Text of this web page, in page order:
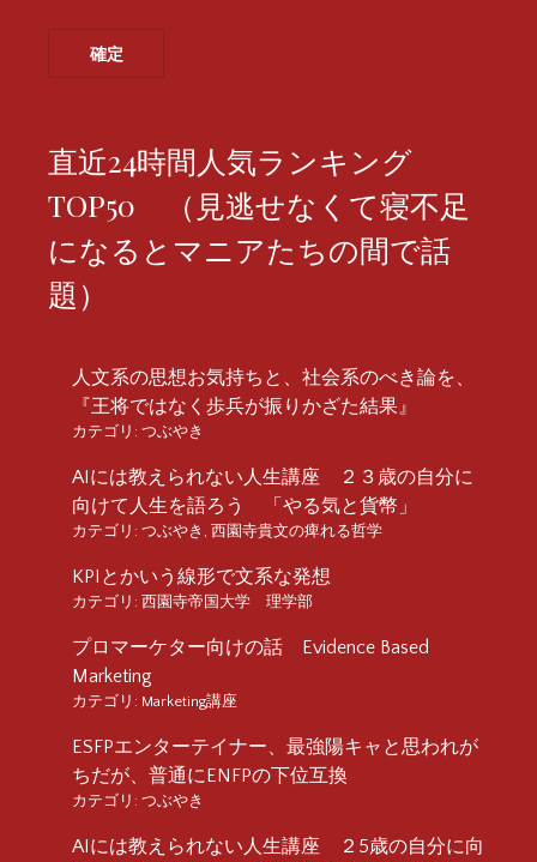
直近24時間人気ランキング
TOP50 （見逃せなくて寝不足
になるとマニアたちの間で話
題）
人文系の思想お気持ちと、社会系のべき論を、
『王将ではなく歩兵が振りかざた結果』
カテゴリ: つぶやき
AIには教えられない人生講座 ２３歳の自分に
向けて人生を語ろう 「やる気と貨幣」
カテゴリ: つぶやき , 西園寺貴文の痺れる哲学
KPIとかいう線形で文系な発想
カテゴリ: 西園寺帝国大学 理学部
プロマーケター向けの話 Evidence Based
Marketing
カテゴリ: Marketing講座
ESFPエンターテイナー、最強陽キャと思われが
ちだが、普通にENFPの下位互換
カテゴリ: つぶやき
AIには教えられない人生講座 ２5歳の自分に向